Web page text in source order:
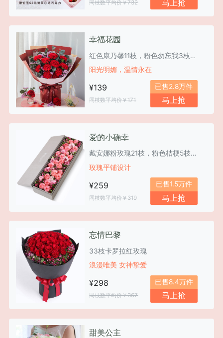
同枝数平均价￥732 马上抢
幸福花园
红色康乃馨11枝，粉色勿忘我3枝、尤加利10枝
阳光明媚，温情永在
¥139
同枝数平均价￥171
已售2.8万件
马上抢
爱的小确幸
戴安娜粉玫瑰21枝，粉色桔梗5枝，石竹梅7枝
玫瑰平铺设计
¥259
同枝数平均价￥319
已售1.5万件
马上抢
忘情巴黎
33枝卡罗拉红玫瑰
浪漫唯美 女神挚爱
¥298
同枝数平均价￥367
已售8.4万件
马上抢
甜美公主